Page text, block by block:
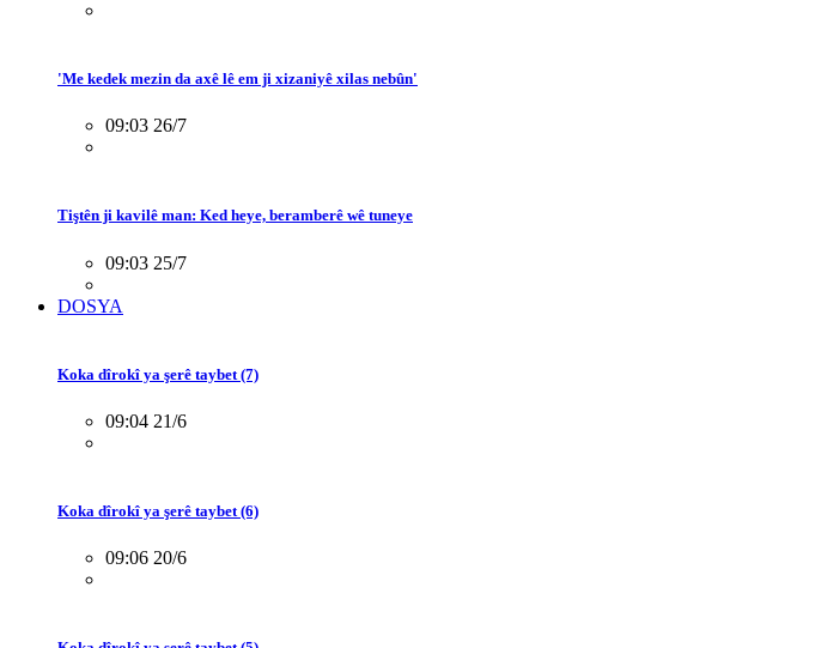
'Me kedek mezin da axê lê em ji xizaniyê xilas nebûn'
09:03 26/7
Tiştên ji kavilê man: Ked heye, beramberê wê tuneye
09:03 25/7
DOSYA
Koka dîrokî ya şerê taybet (7)
09:04 21/6
Koka dîrokî ya şerê taybet (6)
09:06 20/6